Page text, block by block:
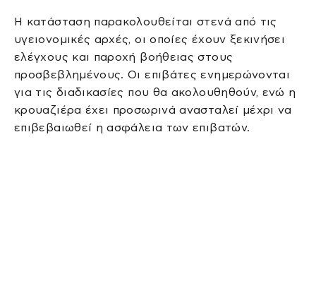
Η κατάσταση παρακολουθείται στενά από τις
υγειονομικές αρχές, οι οποίες έχουν ξεκινήσει
ελέγχους και παροχή βοήθειας στους
προσβεβλημένους. Οι επιβάτες ενημερώνονται
για τις διαδικασίες που θα ακολουθηθούν, ενώ η
κρουαζιέρα έχει προσωρινά ανασταλεί μέχρι να
επιβεβαιωθεί η ασφάλεια των επιβατών.